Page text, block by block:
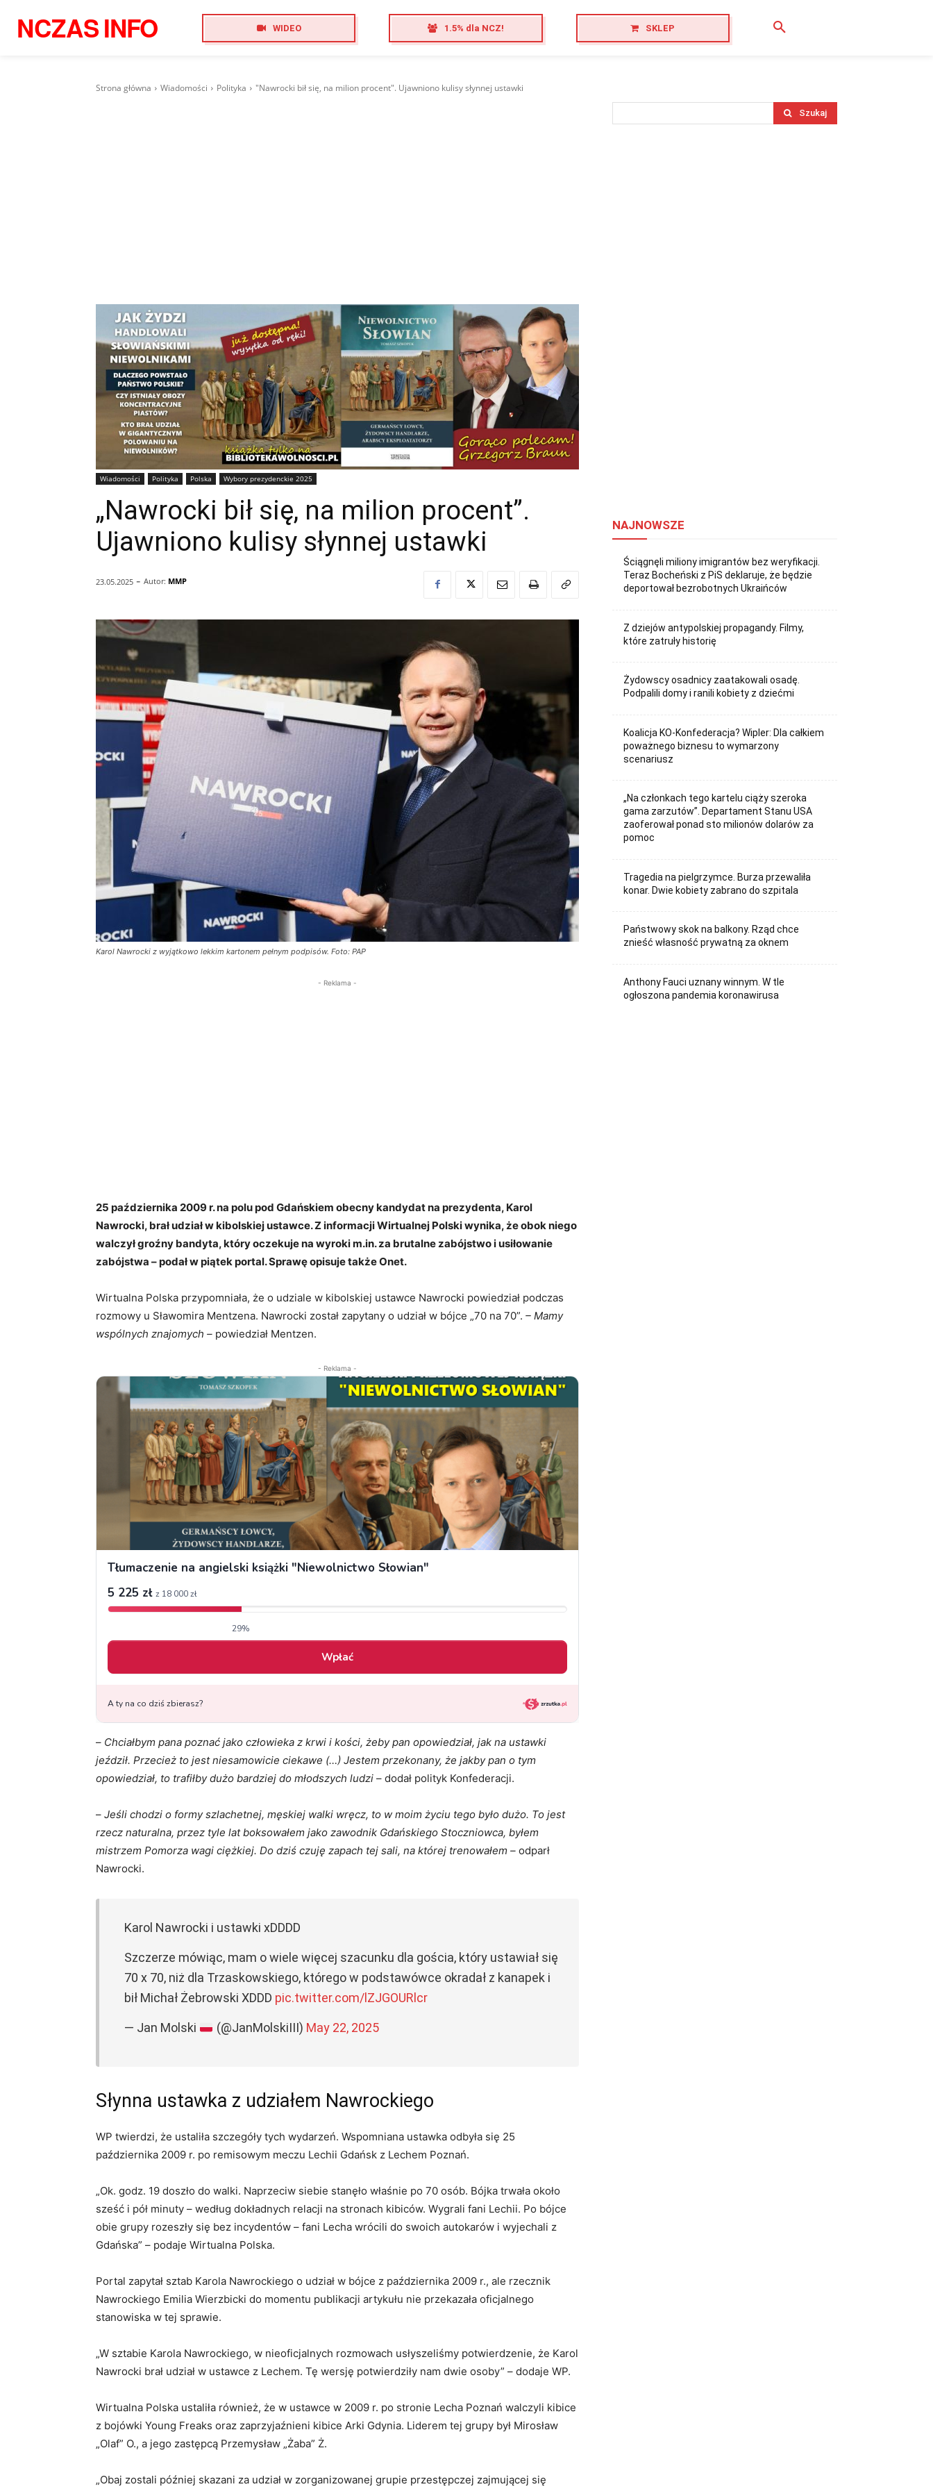
NCZASINFO WIDEO 1.5% dla NCZ! SKLEP
Strona główna Wiadomości Polityka "Nawrocki bił się, na milion procent". Ujawniono kulisy słynnej ustawki
Wiadomości Polityka Polska Wybory prezydenckie 2025
„Nawrocki bił się, na milion procent”.
Ujawniono kulisy słynnej ustawki
23.05.2025 - Autor: MMP
Karol Nawrocki z wyjątkowo lekkim kartonem pełnym podpisów. Foto: PAP
- Reklama -
25 października 2009 r. na polu pod Gdańskiem obecny kandydat na prezydenta, Karol
Nawrocki, brał udział w kibolskiej ustawce. Z informacji Wirtualnej Polski wynika, że obok niego
walczył groźny bandyta, który oczekuje na wyroki m.in. za brutalne zabójstwo i usiłowanie
zabójstwa – podał w piątek portal. Sprawę opisuje także Onet.
Wirtualna Polska przypomniała, że o udziale w kibolskiej ustawce Nawrocki powiedział podczas
rozmowy u Sławomira Mentzena. Nawrocki został zapytany o udział w bójce „70 na 70”. – Mamy
wspólnych znajomych – powiedział Mentzen.
- Reklama -
– Chciałbym pana poznać jako człowieka z krwi i kości, żeby pan opowiedział, jak na ustawki
jeździł. Przecież to jest niesamowicie ciekawe (…) Jestem przekonany, że jakby pan o tym
opowiedział, to trafiłby dużo bardziej do młodszych ludzi – dodał polityk Konfederacji.
– Jeśli chodzi o formy szlachetnej, męskiej walki wręcz, to w moim życiu tego było dużo. To jest
rzecz naturalna, przez tyle lat boksowałem jako zawodnik Gdańskiego Stoczniowca, byłem
mistrzem Pomorza wagi ciężkiej. Do dziś czuję zapach tej sali, na której trenowałem – odparł
Nawrocki.
Karol Nawrocki i ustawki xDDDD
Szczerze mówiąc, mam o wiele więcej szacunku dla gościa, który ustawiał się
70 x 70, niż dla Trzaskowskiego, którego w podstawówce okradał z kanapek i
bił Michał Żebrowski XDDD pic.twitter.com/lZJGOURlcr
— Jan Molski (@JanMolskiIII) May 22, 2025
Słynna ustawka z udziałem Nawrockiego
WP twierdzi, że ustaliła szczegóły tych wydarzeń. Wspomniana ustawka odbyła się 25
października 2009 r. po remisowym meczu Lechii Gdańsk z Lechem Poznań.
„Ok. godz. 19 doszło do walki. Naprzeciw siebie stanęło właśnie po 70 osób. Bójka trwała około
sześć i pół minuty – według dokładnych relacji na stronach kibiców. Wygrali fani Lechii. Po bójce
obie grupy rozeszły się bez incydentów – fani Lecha wrócili do swoich autokarów i wyjechali z
Gdańska” – podaje Wirtualna Polska.
Portal zapytał sztab Karola Nawrockiego o udział w bójce z października 2009 r., ale rzecznik
Nawrockiego Emilia Wierzbicki do momentu publikacji artykułu nie przekazała oficjalnego
stanowiska w tej sprawie.
„W sztabie Karola Nawrockiego, w nieoficjalnych rozmowach usłyszeliśmy potwierdzenie, że Karol
Nawrocki brał udział w ustawce z Lechem. Tę wersję potwierdziły nam dwie osoby” – dodaje WP.
Wirtualna Polska ustaliła również, że w ustawce w 2009 r. po stronie Lecha Poznań walczyli kibice
z bojówki Young Freaks oraz zaprzyjaźnieni kibice Arki Gdynia. Liderem tej grupy był Mirosław
„Olaf” O., a jego zastępcą Przemysław „Żaba” Ż.
„Obaj zostali później skazani za udział w zorganizowanej grupie przestępczej zajmującej się
Szukaj
NAJNOWSZE
Ściągnęli miliony imigrantów bez weryfikacji.
Teraz Bocheński z PiS deklaruje, że będzie
deportował bezrobotnych Ukraińców
Z dziejów antypolskiej propagandy. Filmy,
które zatruły historię
Żydowscy osadnicy zaatakowali osadę.
Podpalili domy i ranili kobiety z dziećmi
Koalicja KO-Konfederacja? Wipler: Dla całkiem
poważnego biznesu to wymarzony
scenariusz
„Na członkach tego kartelu ciąży szeroka
gama zarzutów”. Departament Stanu USA
zaoferował ponad sto milionów dolarów za
pomoc
Tragedia na pielgrzymce. Burza przewaliła
konar. Dwie kobiety zabrano do szpitala
Państwowy skok na balkony. Rząd chce
znieść własność prywatną za oknem
Anthony Fauci uznany winnym. W tle
ogłoszona pandemia koronawirusa